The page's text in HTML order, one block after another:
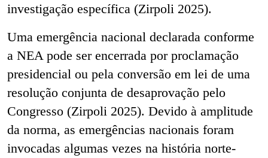
investigação específica (Zirpoli 2025).
Uma emergência nacional declarada conforme
a NEA pode ser encerrada por proclamação
presidencial ou pela conversão em lei de uma
resolução conjunta de desaprovação pelo
Congresso (Zirpoli 2025). Devido à amplitude
da norma, as emergências nacionais foram
invocadas algumas vezes na história norte-